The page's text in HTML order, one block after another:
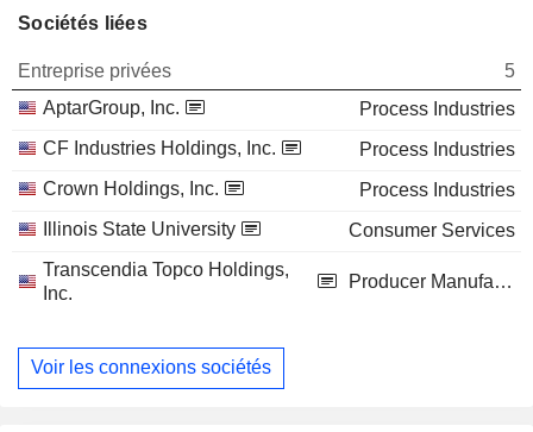
Sociétés liées
Entreprise privées
5
AptarGroup, Inc.
Process Industries
CF Industries Holdings, Inc.
Process Industries
Crown Holdings, Inc.
Process Industries
Illinois State University
Consumer Services
Transcendia Topco Holdings,
Inc.
Producer Manufacturing
Voir les connexions sociétés